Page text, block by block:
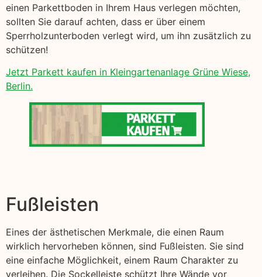
einen Parkettboden in Ihrem Haus verlegen möchten,
sollten Sie darauf achten, dass er über einem
Sperrholzunterboden verlegt wird, um ihn zusätzlich zu
schützen!
Jetzt Parkett kaufen in Kleingartenanlage Grüne Wiese,
Berlin.
Fußleisten
Eines der ästhetischen Merkmale, die einen Raum
wirklich hervorheben können, sind Fußleisten. Sie sind
eine einfache Möglichkeit, einem Raum Charakter zu
verleihen. Die Sockelleiste schützt Ihre Wände vor